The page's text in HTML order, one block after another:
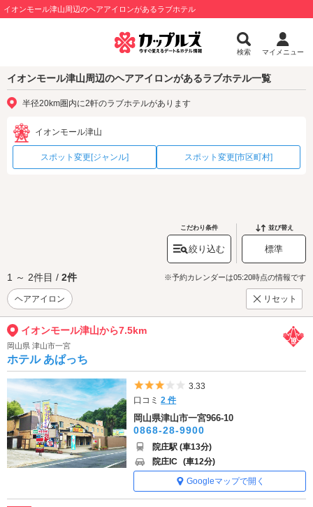
イオンモール津山周辺のヘアアイロンがあるラブホテル
検索 マイメニュー
イオンモール津山周辺のヘアアイロンがあるラブホテル一覧
半径20km圏内に2軒のラブホテルがあります
イオンモール津山
スポット変更[ジャンル] スポット変更[市区町村]
こだわり条件
絞り込む
並び替え
標準
1 ～ 2件目 / 2件 ※予約カレンダーは05:20時点の情報です
ヘアアイロン リセット
イオンモール津山から7.5km
岡山県 津山市一宮
ホテル あぱっち
5つ星のうち3
3.33
口コミ2 件
岡山県津山市一宮966-10
0868-28-9900
院庄駅 (車13分)
院庄IC (車12分)
Googleマップで開く